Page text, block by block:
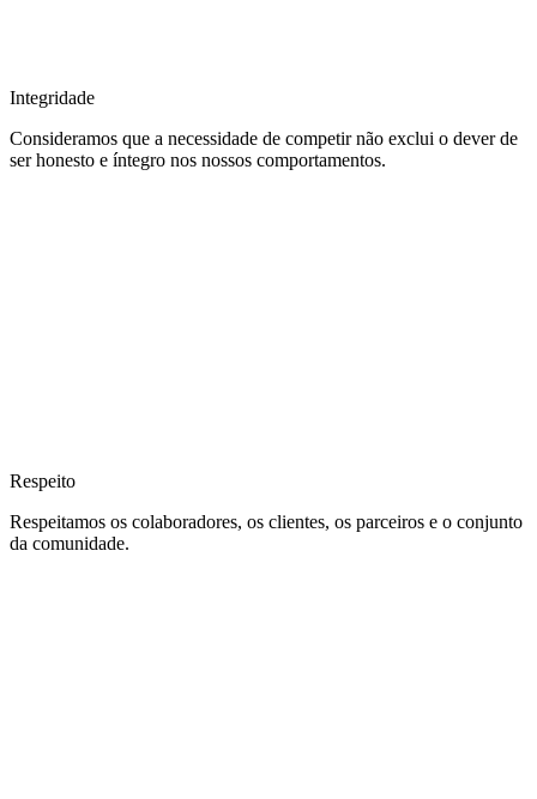
Integridade
Consideramos que a necessidade de competir não exclui o dever de
ser honesto e íntegro nos nossos comportamentos.
Respeito
Respeitamos os colaboradores, os clientes, os parceiros e o conjunto
da comunidade.